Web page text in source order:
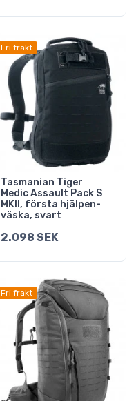
Fri frakt
Tasmanian Tiger
Medic Assault Pack S
MKII, första hjälpen-
väska, svart
2.098 SEK
Fri frakt